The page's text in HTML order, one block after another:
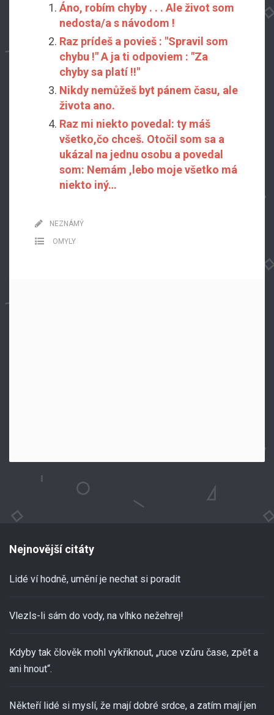
Áno, robím chyby . . . Ale život som
nedosta/a s návodom !
Raz prídeš a povieš : "Spravil som
chybu !" A ja ti odpoviem : "Za
chyby sa platí !!"
Nikdy nemůžeš byt pánem času, ale
života ano.
Raz mi niekto povedal: ty máš
všetko,čo chceš. Otočil som sa a
ukázal na jednu osobu a povedal
som: Nemám ,lebo moje všetko má
niekto iný…
NEZNÁMÝ
OMYLY
Nejnovější citáty
Lidé ví hodně, umění je nechat si poradit
Vlezls-li sám do vody, na vlhko nežehrej!
Kdyby tak člověk mohl vykřiknout, „ruce vzůru čase, zpět a
ani hnout“.
Někteří lidé si myslí, že mají dobré srdce, a zatím mají jen